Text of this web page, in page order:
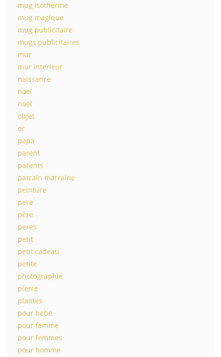
mug isotherme
mug magique
mug publicitaire
mugs publicitaires
mur
mur interieur
naissance
noel
noël
objet
or
papa
parent
parents
parrain marraine
peinture
pere
père
peres
petit
petit cadeau
petite
photographie
pierre
plantes
pour bebe
pour femme
pour femmes
pour homme